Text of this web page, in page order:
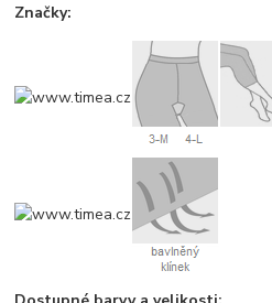
Značky: